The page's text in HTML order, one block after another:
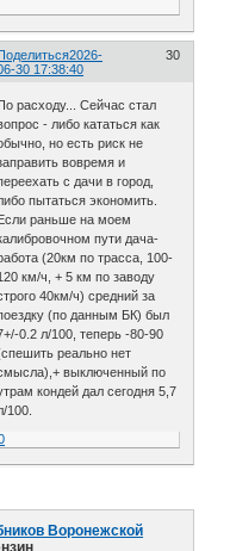
30
2026-
30 17:38:40
расходу... Сейчас стал
- либо кататься как
но есть риск не
вовремя и
с дачи в город,
пытаться экономить.
раньше на моем
пути дача-
(20км по трасса, 100-
км/ч, + 5 км по заводу
40км/ч) средний за
(по данным БК) был
0.2 л/100, теперь -80-90
реально нет
выключенный по
кондей дал сегодня 5,7
100.
Воронежской